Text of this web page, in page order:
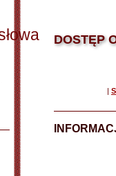
DOSTĘP
|